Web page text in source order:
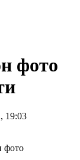
фото
19:03